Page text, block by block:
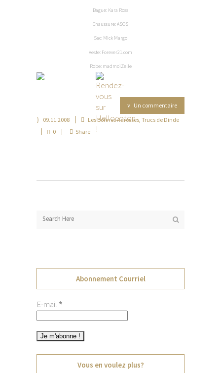
Bague: Kara Ross
Chaussure: ASOS
Sac: Mick Margo
Veste: Forever21.com
Robe: madmoiZelle
Un commentaire
09.11.2008
Les Bonnes Adresses, Trucs de Dinde
0
Share
Abonnement Courriel
E-mail*
Vous en voulez plus?